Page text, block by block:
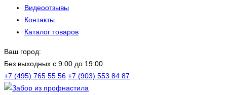
Видеоотзывы
Контакты
Каталог товаров
Ваш город:
Без выходных c 9:00 до 19:00
+7 (495) 765 55 56 +7 (903) 553 84 87